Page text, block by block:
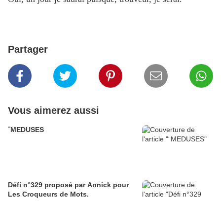
Partager
Vous aimerez aussi
¨MEDUSES
Défi n°329 proposé par Annick pour
Les Croqueurs de Mots.